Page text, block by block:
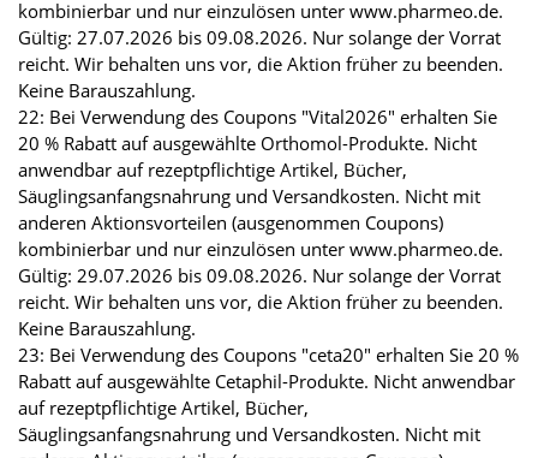
kombinierbar und nur einzulösen unter www.pharmeo.de.
Gültig: 27.07.2026 bis 09.08.2026. Nur solange der Vorrat
reicht. Wir behalten uns vor, die Aktion früher zu beenden.
Keine Barauszahlung.
22: Bei Verwendung des Coupons "Vital2026" erhalten Sie
20 % Rabatt auf ausgewählte Orthomol-Produkte. Nicht
anwendbar auf rezeptpflichtige Artikel, Bücher,
Säuglingsanfangsnahrung und Versandkosten. Nicht mit
anderen Aktionsvorteilen (ausgenommen Coupons)
kombinierbar und nur einzulösen unter www.pharmeo.de.
Gültig: 29.07.2026 bis 09.08.2026. Nur solange der Vorrat
reicht. Wir behalten uns vor, die Aktion früher zu beenden.
Keine Barauszahlung.
23: Bei Verwendung des Coupons "ceta20" erhalten Sie 20 %
Rabatt auf ausgewählte Cetaphil-Produkte. Nicht anwendbar
auf rezeptpflichtige Artikel, Bücher,
Säuglingsanfangsnahrung und Versandkosten. Nicht mit